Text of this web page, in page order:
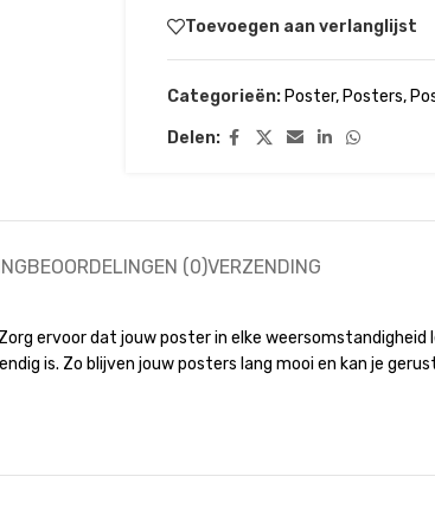
Toevoegen aan verlanglijst
Categorieën: Poster, Posters,
Delen:
BEOORDELINGEN (0)VERZENDING
ervoor dat jouw poster in elke
is. Zo blijven jouw posters lang mooi en kan je